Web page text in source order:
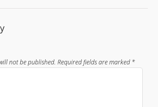
not be published. Required fields are marked *